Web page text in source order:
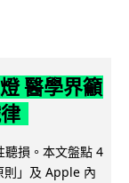
醫學界籲
聽損。本文盤點 4
則」及 Apple 內